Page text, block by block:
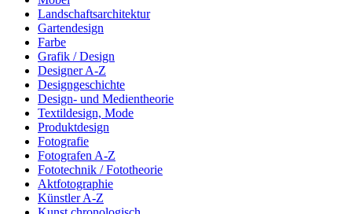
Landschaftsarchitektur
Gartendesign
Farbe
Grafik / Design
Designer A-Z
Designgeschichte
Design- und Medientheorie
Textildesign, Mode
Produktdesign
Fotografie
Fotografen A-Z
Fototechnik / Fototheorie
Aktfotographie
Künstler A-Z